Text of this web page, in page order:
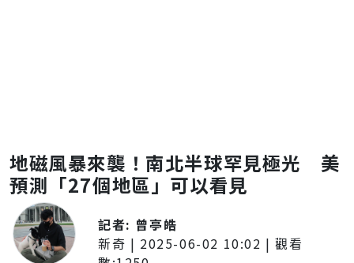
地磁風暴來襲！南北半球罕見極光 美
預測「27個地區」可以看見
記者: 曾亭皓
新奇 | 2025-06-02 10:02 | 觀看